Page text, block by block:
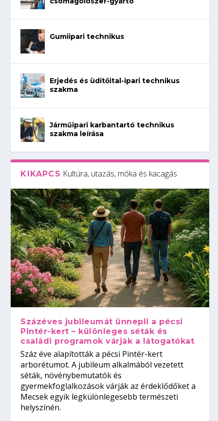
Gumiipari technikus
Erjedés és üdítőital-ipari technikus
szakma
Járműipari karbantartó technikus
szakma leírása
KIKAPCS Kultúra, utazás, móka és kacagás
Százéves jubileumát ünnepli a pécsi
Pintér-kert – különleges séták és
családi programok várják a látogatókat
Száz éve alapították a pécsi Pintér-kert
arborétumot. A jubileum alkalmából vezetett
séták, növénybemutatók és
gyermekfoglalkozások várják az érdeklődőket a
Mecsek egyik legkülönlegesebb természeti
helyszínén.